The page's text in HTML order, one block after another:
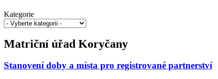
Kategorie
Matriční úřad Koryčany
Stanovení doby a místa pro registrované partnerství